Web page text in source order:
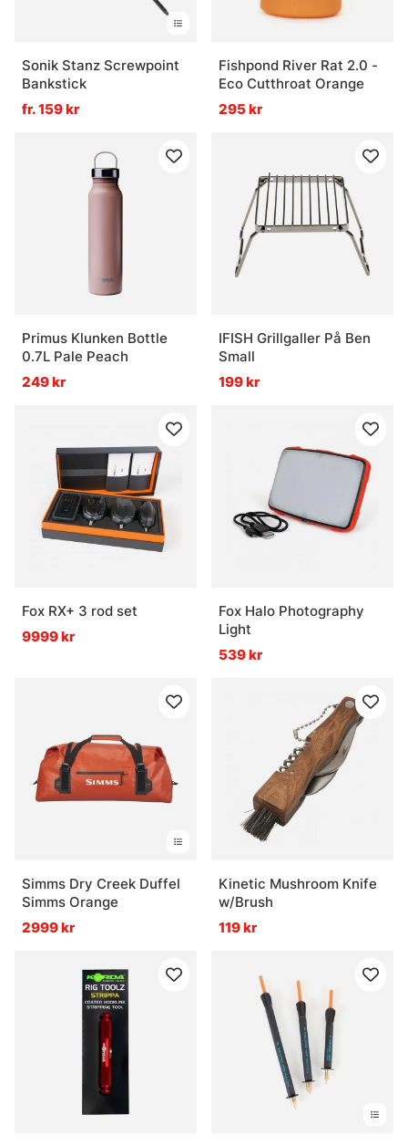
Sonik Stanz Screwpoint
Bankstick
fr. 159 kr
Fishpond River Rat 2.0 -
Eco Cutthroat Orange
295 kr
Primus Klunken Bottle
0.7L Pale Peach
249 kr
IFISH Grillgaller På Ben
Small
199 kr
Fox RX+ 3 rod set
9999 kr
Fox Halo Photography
Light
539 kr
Simms Dry Creek Duffel
Simms Orange
2999 kr
Kinetic Mushroom Knife
w/Brush
119 kr